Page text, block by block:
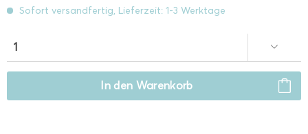
Sofort versandfertig, Lieferzeit: 1-3 Werktage
In den Warenkorb